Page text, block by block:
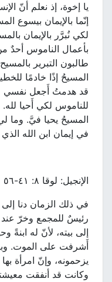
يا إخوة، إذ نعلم أنّ
إنّما بالإيمان بيسوع
لكي نُبرَّر بالإيمان
بأعمال الناموس أحدٌ
طالبون التبرير
المسيحُ إذًا خادمًا
قد هدمتُ أَجعل نفسي
للناموس لكي أَحيا لله.
المسيحُ يحيا فيَّ. وما لي
في إيمان ابن الله
الإنجيل: لوقا ٨: ٤١-٥٦
في ذلك الزمان دنا
رئيسٌ للمجمع وخرّ عند
إلى بيته، لأنّ له ابنةً
أَشرفت على الموت.
يزحمونه، وإنّ امرأة
وكانت قد أنفقت